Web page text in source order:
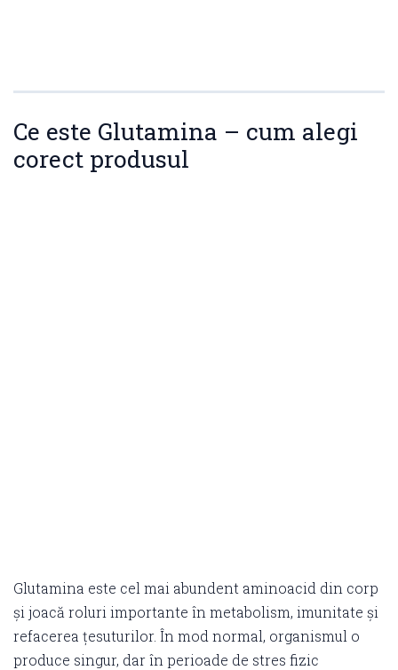
Ce este Glutamina – cum alegi
corect produsul
Glutamina este cel mai abundent aminoacid din corp
și joacă roluri importante în metabolism, imunitate și
refacerea țesuturilor. În mod normal, organismul o
produce singur, dar în perioade de stres fizic